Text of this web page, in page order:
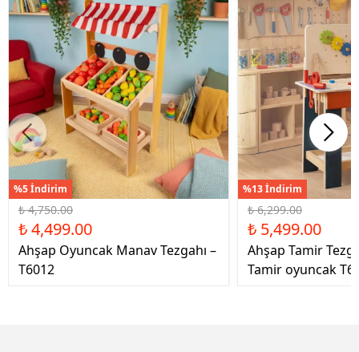
%5 İndirim
₺ 4,750.00
₺ 4,499.00
Ahşap Oyuncak Manav Tezgahı –
T6012
%13 İndirim
₺ 6,299.00
₺ 5,499.00
Ahşap Tamir
Tamir oyuncak